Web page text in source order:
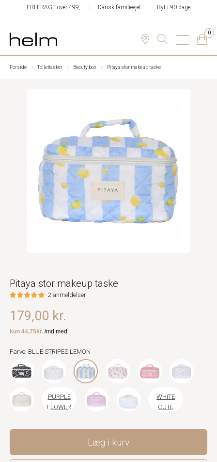
FRI FRAGT over 499,- Dansk familieejet Byt i 90 dage
0
Forside Toilettasker Beauty box Pitaya stor makeup taske
Pitaya stor makeup taske
2 anmeldelser
179,00 kr.
Farve: BLUE STRIPES LEMON
PURPLE
FLOWER
WHITE
CUTE
Læg i kurv